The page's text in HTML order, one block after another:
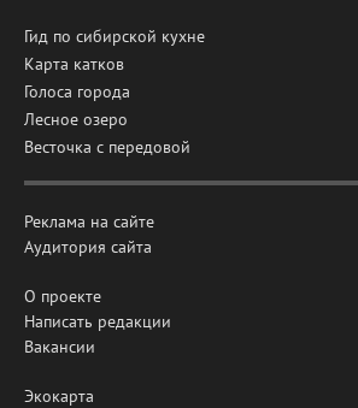
Гид по сибирской кухне
Карта катков
Голоса города
Лесное озеро
Весточка с передовой
Реклама на сайте
Аудитория сайта
О проекте
Написать редакции
Вакансии
Экокарта